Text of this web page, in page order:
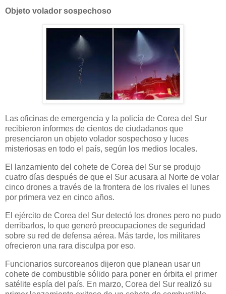
Objeto volador sospechoso
Las oficinas de emergencia y la policía de Corea del Sur
recibieron informes de cientos de ciudadanos que
presenciaron un objeto volador sospechoso y luces
misteriosas en todo el país, según los medios locales.
El lanzamiento del cohete de Corea del Sur se produjo
cuatro días después de que el Sur acusara al Norte de volar
cinco drones a través de la frontera de los rivales el lunes
por primera vez en cinco años.
El ejército de Corea del Sur detectó los drones pero no pudo
derribarlos, lo que generó preocupaciones de seguridad
sobre su red de defensa aérea. Más tarde, los militares
ofrecieron una rara disculpa por eso.
Funcionarios surcoreanos dijeron que planean usar un
cohete de combustible sólido para poner en órbita el primer
satélite espía del país. En marzo, Corea del Sur realizó su